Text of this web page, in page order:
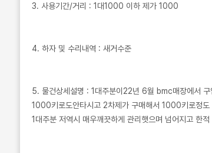
3. 사용기간/거리 : 1대1000 이하 제가 1000
4. 하자 및 수리내역 : 새거수준
5. 물건상세설명 : 1대주분이22년 6월 bmc매장에서 구
1000키로도안타시고 2차제가 구매해서 1000키로정도
1대주분 저역시 매우깨끗하게 관리햇으며 넘어지고 한